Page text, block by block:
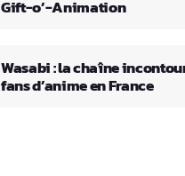
Gift-o’-Animation
Wasabi : la chaîne
fans d’anime en France